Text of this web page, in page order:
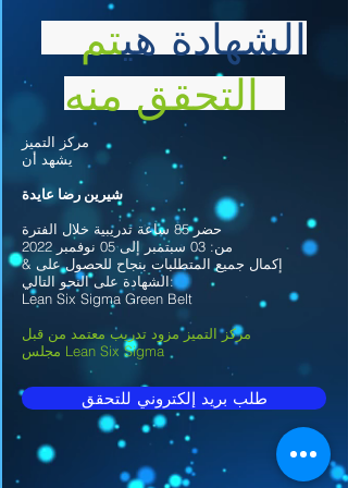
الشهادة هيتم
مركز التميز
يشهد أن
شيرين رضا عايدة
حضر 85 ساعة تدريبية خلال الفترة
من: 03 سبتمبر إلى 05 نوفمبر 2022
& إكمال جميع المتطلبات بنجاح للحصول على
الشهادة على النحو التالي:
Lean Six Sigma Green Belt
مركز التميز مزود تدريب معتمد من قبل
مجلس Lean Six Sigma
طلب بريد إلكتروني للتحقق